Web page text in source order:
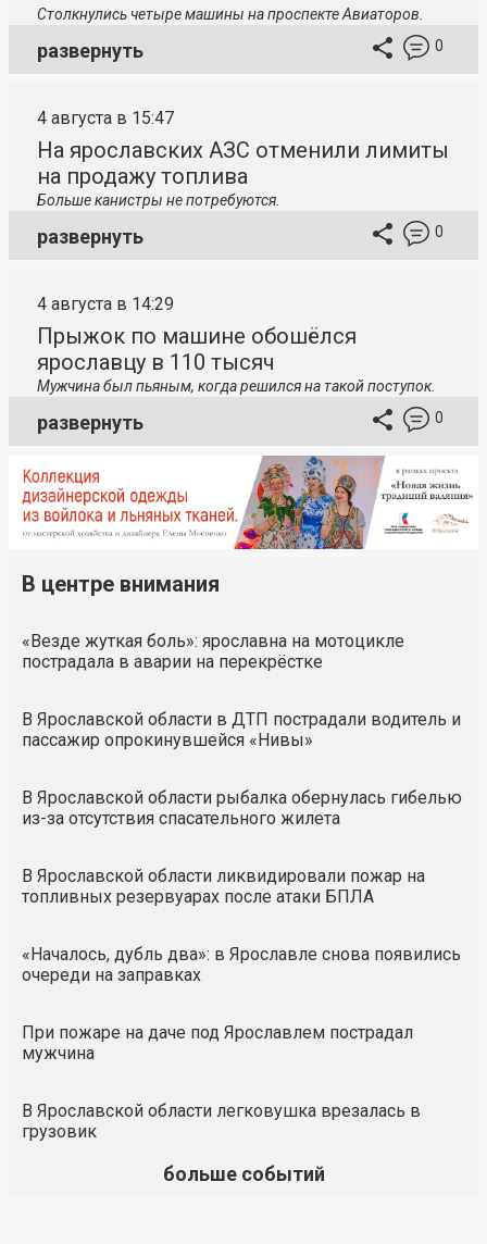
Столкнулись четыре машины на проспекте Авиаторов.
развернуть 0
4 августа в 15:47
На ярославских АЗС отменили лимиты
на продажу топлива
Больше канистры не потребуются.
развернуть 0
4 августа в 14:29
Прыжок по машине обошёлся
ярославцу в 110 тысяч
Мужчина был пьяным, когда решился на такой поступок.
развернуть 0
В центре внимания
«Везде жуткая боль»: ярославна на мотоцикле
пострадала в аварии на перекрёстке
В Ярославской области в ДТП пострадали водитель и
пассажир опрокинувшейся «Нивы»
В Ярославской области рыбалка обернулась гибелью
из-за отсутствия спасательного жилета
В Ярославской области ликвидировали пожар на
топливных резервуарах после атаки БПЛА
«Началось, дубль два»: в Ярославле снова появились
очереди на заправках
При пожаре на даче под Ярославлем пострадал
мужчина
В Ярославской области легковушка врезалась в
грузовик
больше событий